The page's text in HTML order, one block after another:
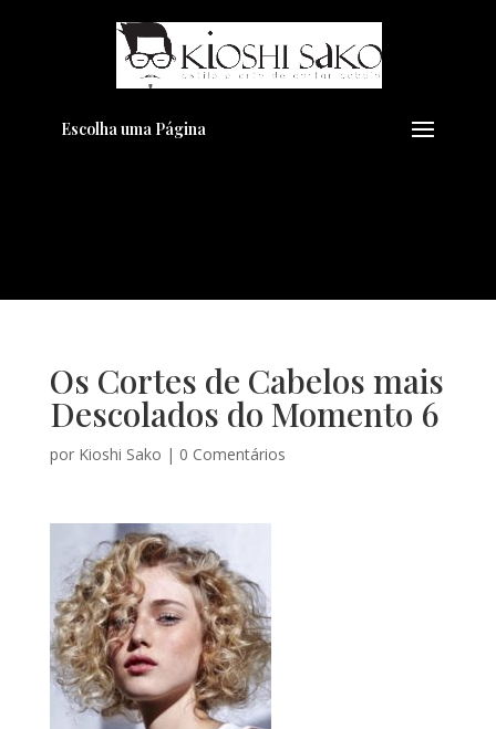
Escolha uma Página
Os Cortes de Cabelos mais
Descolados do Momento 6
por Kioshi Sako | 0 Comentários
Pensando em transformar seu
Visual??